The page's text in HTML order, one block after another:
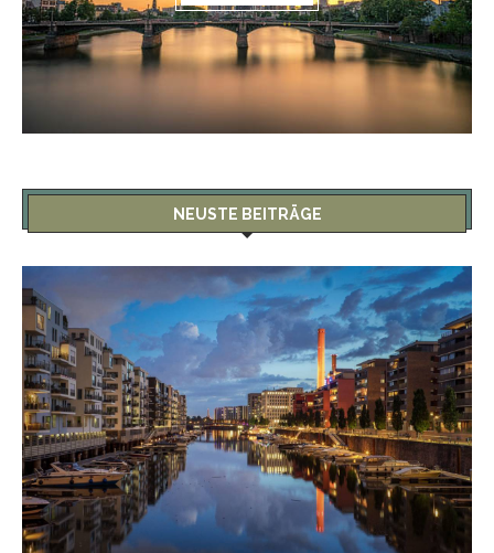
NEUSTE BEITRÄGE